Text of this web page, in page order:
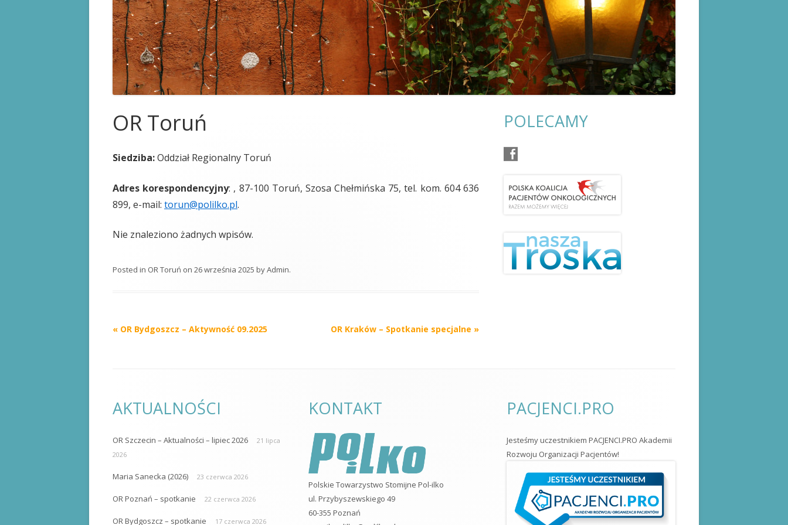
KARTA STOMIKA
PRAWA PACJENTA
PRZYDATNE LINKI
POŻEGNANIA OR KRAKÓW
OR KOSZALIN
OR LUBLIN
OR OSTROWIEC ŚWIĘTOKRZYSKI
OR SZCZECIN
OR ZIELONA GÓRA
OR Toruń
Siedziba:Oddział Regionalny Toruń
Adres korespondencyjny: , 87-100 Toruń, Szosa Chełmińska 75, tel. kom. 604 636
899, e-mail: torun@polilko.pl.
Nie znaleziono żadnych wpisów.
Posted in OR Toruń on 26 września 2025 byAdmin.
Post
« OR Bydgoszcz – Aktywność 09.2025 OR Kraków – Spotkanie specjalne »
POLECAMY
AKTUALNOŚCI
OR Szczecin – Aktualności – lipiec 2026
21 lipca
2026
Maria Sanecka (2026) 23 czerwca 2026
OR Poznań – spotkanie 22 czerwca 2026
OR Bydgoszcz – spotkanie 17 czerwca 2026
KONTAKT
Polskie Towarzystwo Stomijne Pol-ilko
ul. Przybyszewskiego 49
60-355 Poznań
PACJENCI.PRO
Jesteśmy uczestnikiem PACJENCI.PRO Akademii
Rozwoju Organizacji Pacjentów!